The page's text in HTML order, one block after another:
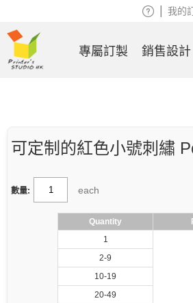
可定制的紅色小號刺繡
數量: each
Quantity
1
2-9
10-19
20-49
我的
專屬訂製 銷售設計